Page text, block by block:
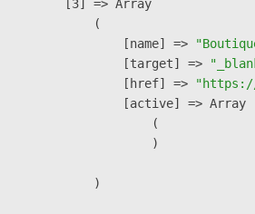
    [3] => Array
        (
            [name] =>
            [target] =>
            [href] =>
"https://
            [active] => Array
                (
                )
        )